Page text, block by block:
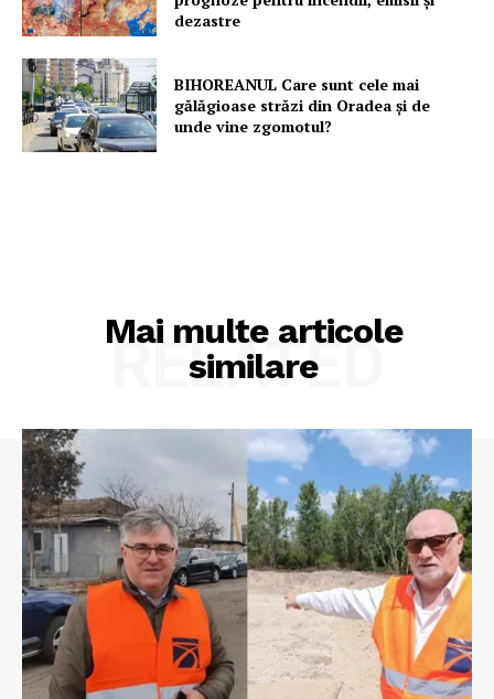
dezastre
BIHOREANUL Care sunt cele mai
gălăgioase străzi din Oradea și de
unde vine zgomotul?
Mai multe articole
similare
RELATED